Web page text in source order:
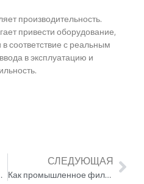
производительность.
привести оборудование,
соответствие с реальным
в эксплуатацию и
редких земель
СЛЕДУЮЩАЯ
Как промышленное фильтрационное оборудование поддерживает очистку шахты